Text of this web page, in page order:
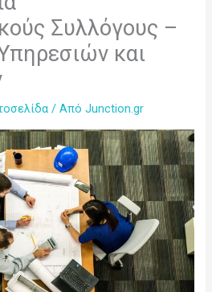
Συλλόγους –
και
/ ΑπόJunction.gr